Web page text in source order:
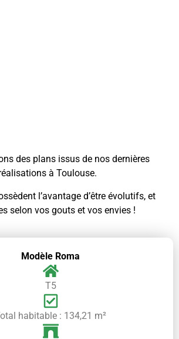
des plans issus de nos dernières
à Toulouse.
l’avantage d’être évolutifs, et
selon vos gouts et vos envies !
Modèle Roma
T5
habitable : 134,21 m²